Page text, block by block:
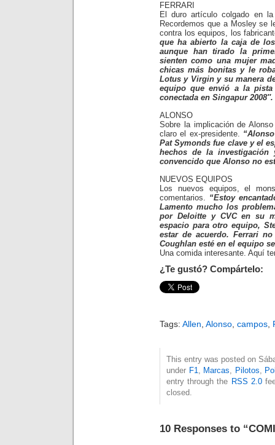
FERRARI
El duro artículo colgado en
Recordemos que a Mosley se
contra los equipos, los
que ha abierto la caja de
aunque han tirado la
sienten como una mujer
chicas más bonitas y le
Lotus y Virgin y su manera
equipo que envió a la
conectada en Singapur 2008″.
ALONSO
Sobre la implicación de
claro el ex-presidente.
Pat Symonds fue clave y el
hechos de la
convencido que Alonso no
NUEVOS EQUIPOS
Los nuevos equipos, el
comentarios. “Estoy
Lamento mucho los
por Deloitte y CVC en su
espacio para otro equipo,
estar de acuerdo. Ferrari
Coughlan esté en el equipo
Una comida interesante. Aquí
¿Te gustó? Compártelo:
Tags: Allen Alonso campos
This entry was posted on
under F1, Marcas, Pilotos,
entry through the RSS 2.0
closed.
10 Responses to